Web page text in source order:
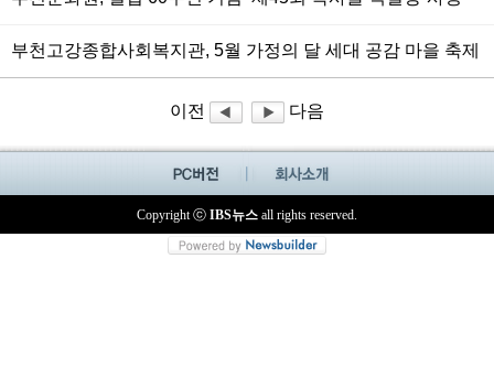
부천고강종합사회복지관, 5월 가정의 달 세대 공감 마을 축제
이전
다음
Copyright ⓒ IBS뉴스 all rights reserved.